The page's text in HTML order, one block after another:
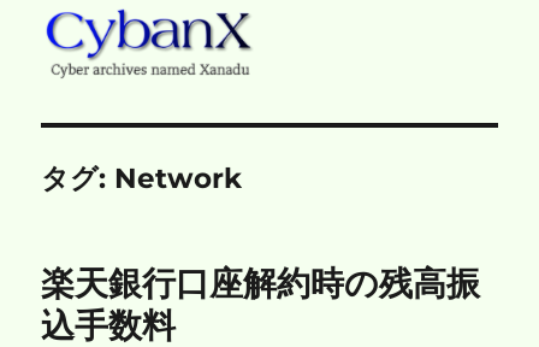
CybanX
タグ: Network
楽天銀行口座解約時の残高振
込手数料